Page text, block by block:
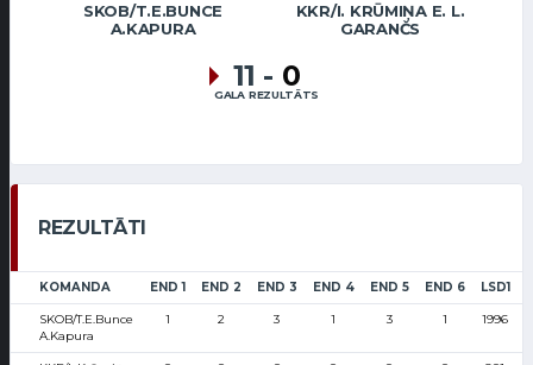
SKOB/T.E.BUNCE
A.KAPURA
KKR/I. KRŪMIŅA E. L.
GARANČS
11 - 0
GALA REZULTĀTS
REZULTĀTI
KOMANDA END 1 END 2 END 3 END 4 END 5 END 6 LSD1
SKOB/T.E.Bunce
A.Kapura
1 2 3 1 3 1 1996